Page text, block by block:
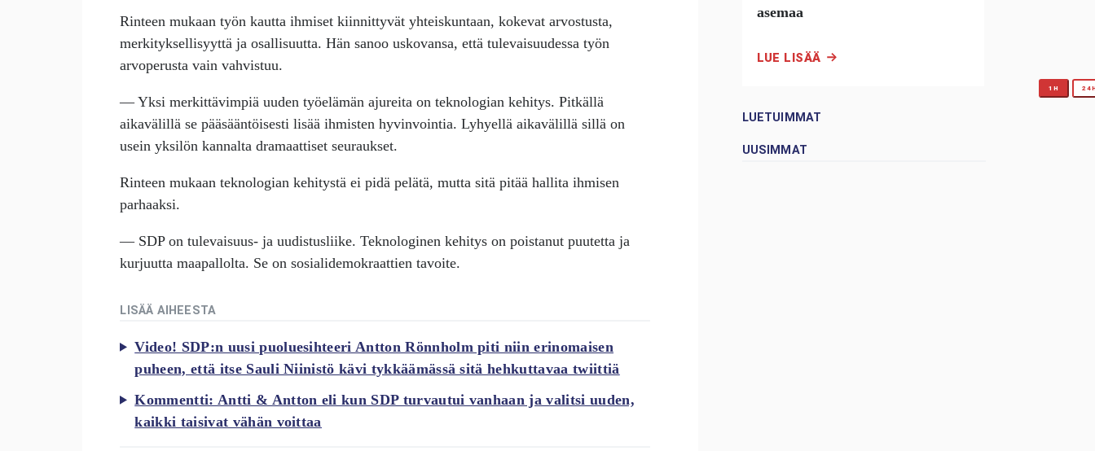
Rinteen mukaan työn kautta ihmiset kiinnittyvät yhteiskuntaan, kokevat arvostusta,
merkityksellisyyttä ja osallisuutta. Hän sanoo uskovansa, että tulevaisuudessa työn
arvoperusta vain vahvistuu.
— Yksi merkittävimpiä uuden työelämän ajureita on teknologian kehitys. Pitkällä
aikavälillä se pääsääntöisesti lisää ihmisten hyvinvointia. Lyhyellä aikavälillä sillä on
usein yksilön kannalta dramaattiset seuraukset.
Rinteen mukaan teknologian kehitystä ei pidä pelätä, mutta sitä pitää hallita ihmisen
parhaaksi.
— SDP on tulevaisuus- ja uudistusliike. Teknologinen kehitys on poistanut puutetta ja
kurjuutta maapallolta. Se on sosialidemokraattien tavoite.
LISÄÄ AIHEESTA
Video! SDP:n uusi puoluesihteeri Antton Rönnholm piti niin erinomaisen
puheen, että itse Sauli Niinistö kävi tykkäämässä sitä hehkuttavaa twiittiä
Kommentti: Antti & Antton eli kun SDP turvautui vanhaan ja valitsi uuden,
kaikki taisivat vähän voittaa
asemaa
LUE LISÄÄ
LUETUIMMAT
1H
UUSIMMAT